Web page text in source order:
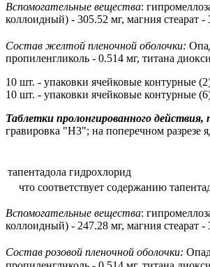
Вспомогательные вещества:
коллоидный) - 305.52 мг, магния стеарат -
Состав желтой пленочной оболочки:
пропиленгликоль - 0.514 мг, титана
10 шт. - упаковки ячейковые контурные
10 шт. - упаковки ячейковые контурные
Таблетки пролонгированного
гравировка "H3"; на поперечном разрезе
тапентадола гидрохлорид
что соответствует содержанию
Вспомогательные вещества:
коллоидный) - 247.28 мг, магния стеарат -
Состав розовой пленочной оболочки: